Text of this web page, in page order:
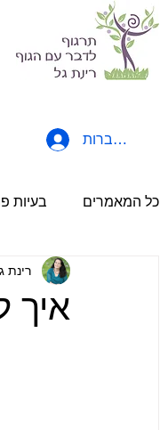
להתחברות
כל המאמרים בעיות
הריון יחידני רינת